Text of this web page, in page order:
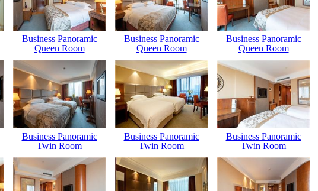
Business Panoramic
Queen Room
Business Panoramic
Queen Room
Business Panoramic
Queen Room
Business Panoramic
Twin Room
Business Panoramic
Twin Room
Business Panoramic
Twin Room